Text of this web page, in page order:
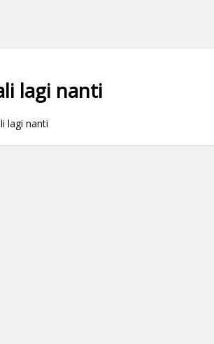
lagi nanti
lagi nanti